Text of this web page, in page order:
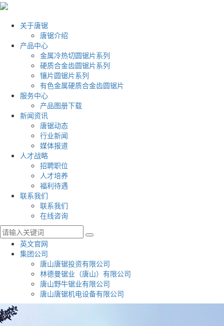
关于唐锯
唐锯介绍
产品中心
金属冷热切圆锯片系列
硬质合金齿圆锯片系列
镶片圆锯片系列
有色金属硬质合金齿圆锯片
服务中心
产品图册下载
新闻资讯
唐锯动态
行业新闻
媒体报道
人才战略
招聘职位
人才培养
福利待遇
联系我们
联系我们
在线咨询
英文官网
集团公司
唐山唐锯投资有限公司
林德曼锯业（唐山）有限公司
唐山野牛锯业有限公司
唐山唐锯机电设备有限公司